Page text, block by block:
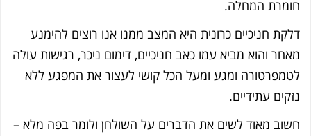
המחלה.
חניכיים כרונית היא המצב ממנו אנו רוצים להימנע
והוא מביא עמו כאב חניכיים, דימום ניכר, רגישות עולה
ומגע ומעל הכל קושי לעצור את המפגע ללא
עתידיים.
מאוד לשים את הדברים על השולחן ולומר בפה מלא –